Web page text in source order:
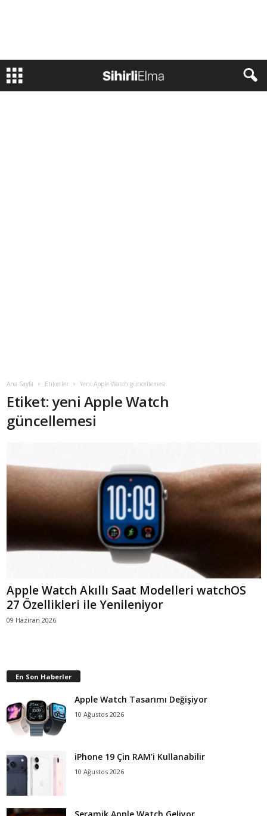
Ana Sayfa Etiketler Yeni Apple Watch güncellemesi
Etiket: yeni Apple Watch
güncellemesi
Apple Watch Akıllı Saat Modelleri watchOS
27 Özellikleri ile Yenileniyor
09 Haziran 2026
En Son Haberler
Apple Watch Tasarımı Değişiyor
10 Ağustos 2026
iPhone 19 Çin RAM’i Kullanabilir
10 Ağustos 2026
Seramik Apple Watch Geliyor